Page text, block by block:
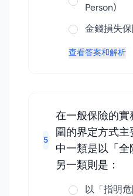
Person)
金錢損失
查看答案和解析
5
在一般保險的
圍的界定方式
中一類是以「
另一類則是：
以「指明